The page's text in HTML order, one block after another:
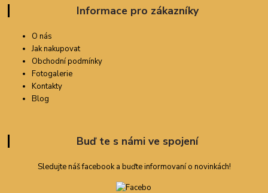
Informace pro zákazníky
O nás
Jak nakupovat
Obchodní podmínky
Fotogalerie
Kontakty
Blog
Buď te s námi ve spojení
Sledujte náš facebook a buďte informovaní o novinkách!